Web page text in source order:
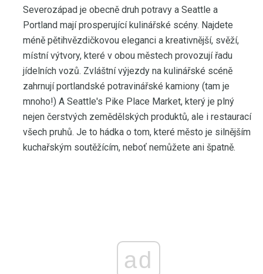
Severozápad je obecně druh potravy a Seattle a
Portland mají prosperující kulinářské scény. Najdete
méně pětihvězdičkovou eleganci a kreativnější, svěží,
místní výtvory, které v obou městech provozují řadu
jídelních vozů. Zvláštní výjezdy na kulinářské scéně
zahrnují portlandské potravinářské kamiony (tam je
mnoho!) A Seattle's Pike Place Market, který je plný
nejen čerstvých zemědělských produktů, ale i restaurací
všech pruhů. Je to hádka o tom, které město je silnějším
kuchařským soutěžícím, neboť nemůžete ani špatně.
ad